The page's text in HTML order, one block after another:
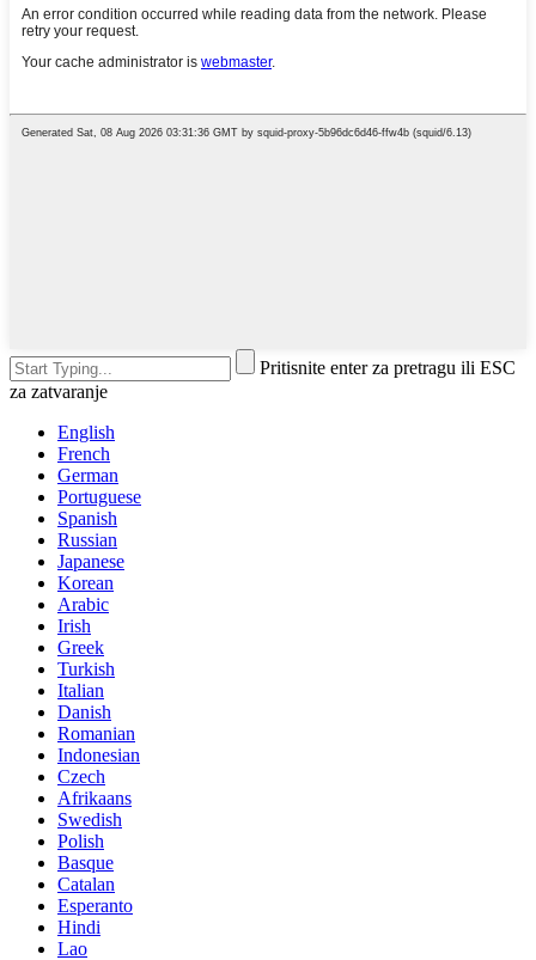
Pritisnite enter za pretragu ili ESC
za zatvaranje
English
French
German
Portuguese
Spanish
Russian
Japanese
Korean
Arabic
Irish
Greek
Turkish
Italian
Danish
Romanian
Indonesian
Czech
Afrikaans
Swedish
Polish
Basque
Catalan
Esperanto
Hindi
Lao